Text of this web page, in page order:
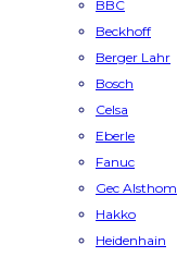
BBC
Beckhoff
Berger Lahr
Bosch
Celsa
Eberle
Fanuc
Gec Alsthom
Hakko
Heidenhain